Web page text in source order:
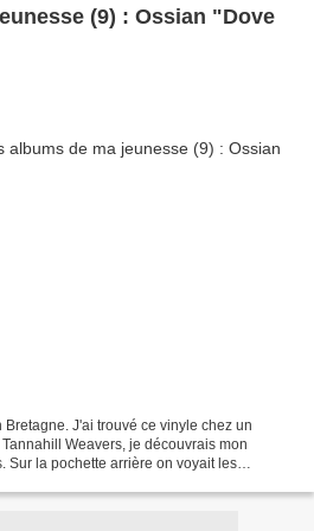
(9) : Ossian "Dove
J'ai trouvé ce vinyle chez un
Weavers, je découvrais mon
Sur la pochette arrière on voyait les